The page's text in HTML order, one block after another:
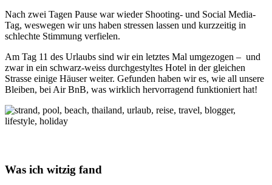
Nach zwei Tagen Pause war wieder Shooting- und Social Media-
Tag, weswegen wir uns haben stressen lassen und kurzzeitig in
schlechte Stimmung verfielen.
Am Tag 11 des Urlaubs sind wir ein letztes Mal umgezogen – und
zwar in ein schwarz-weiss durchgestyltes Hotel in der gleichen
Strasse einige Häuser weiter. Gefunden haben wir es, wie all unsere
Bleiben, bei Air BnB, was wirklich hervorragend funktioniert hat!
Was ich witzig fand